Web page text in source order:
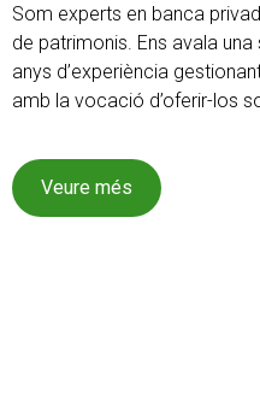
Som experts en banca
de patrimonis. Ens avala
anys d’experiència
amb la vocació d’oferir-los
Veure més